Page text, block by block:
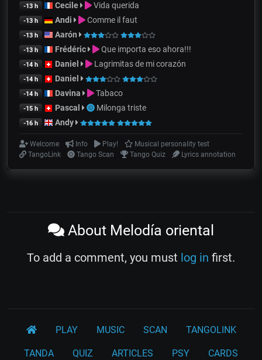
-13 h Cecile Vida querida
-13 h Andi Comme il faut
-13 h Aarón
-13 h Frédéric Que importa eso ahora!!!
-14 h Daniel Lagrimitas de mi corazón
-14 h Daniel
-14 h Davina Tabaco
-15 h Pascal Milonga triste
-16 h Andy
Welcome Info Play!
Musical personality test
TangoLink
Tango Scan Tango Quiz Lyrics annotation
About Melodía oriental
To add a comment, you must log in first.
PLAY MUSIC SCAN TANGOLINK
TANDA QUIZ ARTICLES PSY CARDS